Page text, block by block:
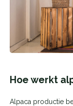
Hoe werkt
Alpaca productie